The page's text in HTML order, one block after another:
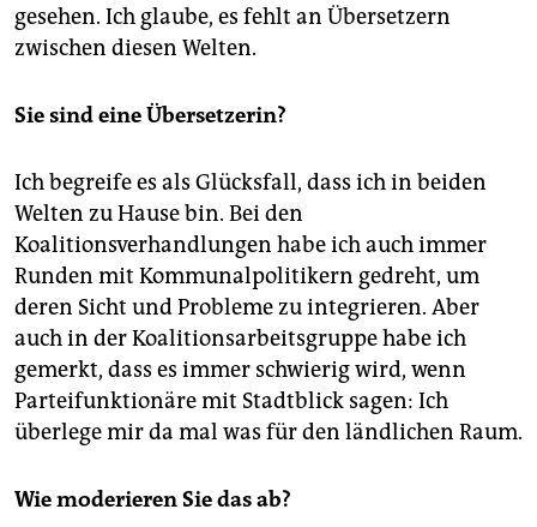
gesehen. Ich glaube, es fehlt an Übersetzern
zwischen diesen Welten.
Sie sind eine Übersetzerin?
Ich begreife es als Glücksfall, dass ich in beiden
Welten zu Hause bin. Bei den
Koalitionsverhandlungen habe ich auch immer
Runden mit Kommunalpolitikern gedreht, um
deren Sicht und Probleme zu integrieren. Aber
auch in der Koalitionsarbeitsgruppe habe ich
gemerkt, dass es immer schwierig wird, wenn
Parteifunktionäre mit Stadtblick sagen: Ich
überlege mir da mal was für den ländlichen Raum.
Wie moderieren Sie das ab?